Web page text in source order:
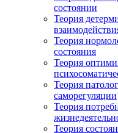
состоянии
Теория
Теория
состояния
Теория
Теория
саморегуляции
Теория
Теория